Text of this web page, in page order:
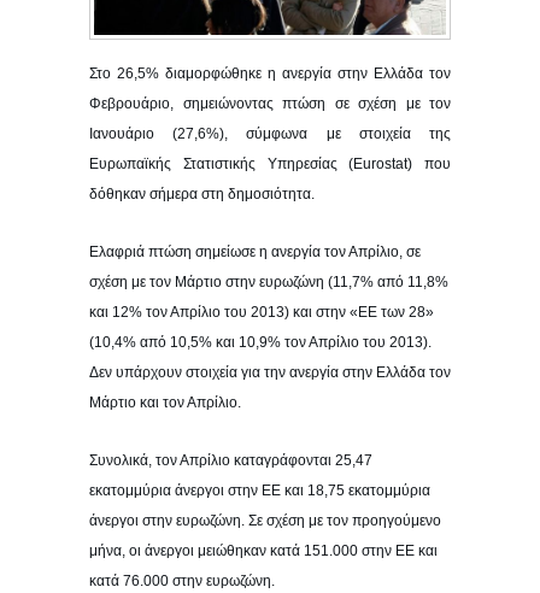
Στο 26,5% διαμορφώθηκε η ανεργία στην Ελλάδα τον
Φεβρουάριο, σημειώνοντας πτώση σε σχέση με τον
Ιανουάριο (27,6%), σύμφωνα με στοιχεία της
Ευρωπαϊκής Στατιστικής Υπηρεσίας (Eurostat) που
δόθηκαν σήμερα στη δημοσιότητα.
Ελαφριά πτώση σημείωσε η ανεργία τον Απρίλιο, σε
σχέση με τον Μάρτιο στην ευρωζώνη (11,7% από 11,8%
και 12% τον Απρίλιο του 2013) και στην «ΕΕ των 28»
(10,4% από 10,5% και 10,9% τον Απρίλιο του 2013).
Δεν υπάρχουν στοιχεία για την ανεργία στην Ελλάδα τον
Μάρτιο και τον Απρίλιο.
Συνολικά, τον Απρίλιο καταγράφονται 25,47
εκατομμύρια άνεργοι στην ΕΕ και 18,75 εκατομμύρια
άνεργοι στην ευρωζώνη. Σε σχέση με τον προηγούμενο
μήνα, οι άνεργοι μειώθηκαν κατά 151.000 στην ΕΕ και
κατά 76.000 στην ευρωζώνη.